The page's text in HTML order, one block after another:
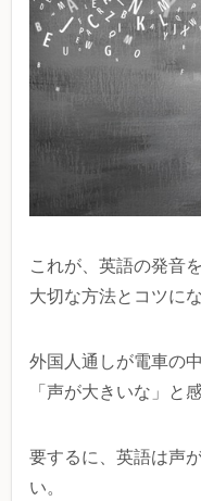
これが、英語の発音
大切な方法とコツに
外国人通しが電車の
「声が大きいな」と
要するに、英語は声
い。